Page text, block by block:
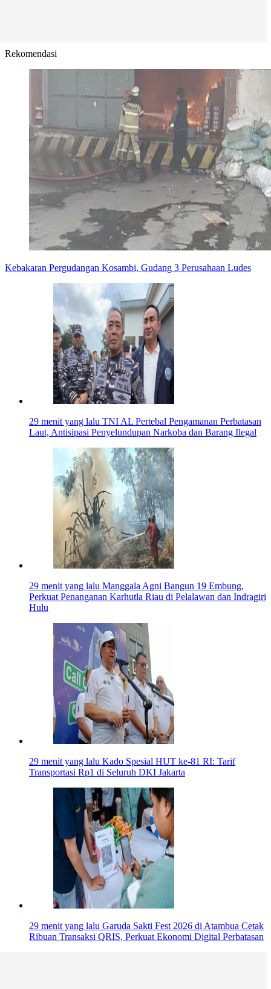
Rekomendasi
Kebakaran Pergudangan Kosambi, Gudang 3 Perusahaan Ludes
29 menit yang lalu TNI AL Pertebal Pengamanan Perbatasan
Laut, Antisipasi Penyelundupan Narkoba dan Barang Ilegal
29 menit yang lalu Manggala Agni Bangun 19 Embung,
Perkuat Penanganan Karhutla Riau di Pelalawan dan Indragiri
Hulu
29 menit yang lalu Kado Spesial HUT ke-81 RI: Tarif
Transportasi Rp1 di Seluruh DKI Jakarta
29 menit yang lalu Garuda Sakti Fest 2026 di Atambua Cetak
Ribuan Transaksi QRIS, Perkuat Ekonomi Digital Perbatasan